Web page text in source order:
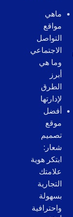
ماهي
مواقع
التواصل
الاجتماعي
وما هي
أبرز
الطرق
لإدارتها
أفضل
موقع
تصميم
شعار:
ابتكر هوية
علامتك
التجارية
بسهولة
واحترافية